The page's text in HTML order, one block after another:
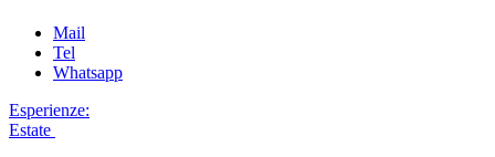
Mail
Tel
Whatsapp
Esperienze:
Estate